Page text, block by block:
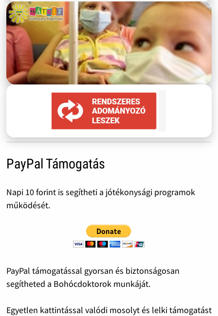
PayPal Támogatás
Napi 10 forint is segítheti a jótékonysági programok
működését.
PayPal támogatással gyorsan és biztonságosan
segítheted a Bohócdoktorok munkáját.
Egyetlen kattintással valódi mosolyt és lelki támogatást